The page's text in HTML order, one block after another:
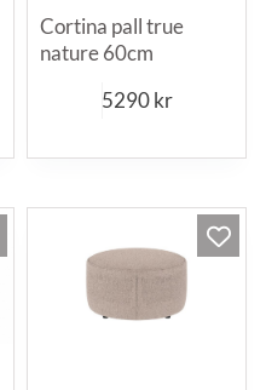
Cortina pall true
nature 60cm
5290kr